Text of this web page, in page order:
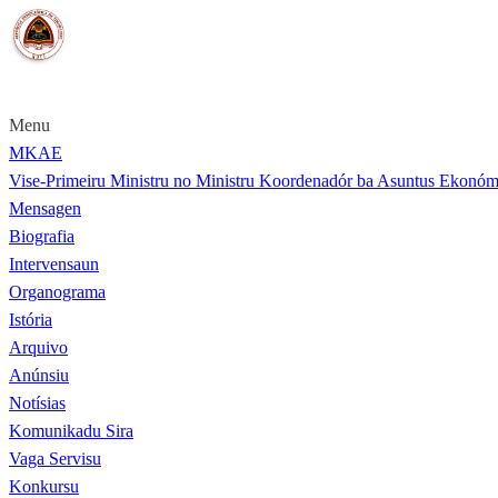
Menu
MKAE
Vise-Primeiru Ministru no Ministru Koordenadór ba Asuntus
Mensagen
Biografia
Intervensaun
Organograma
Istória
Arquivo
Anúnsiu
Notísias
Komunikadu Sira
Vaga Servisu
Konkursu